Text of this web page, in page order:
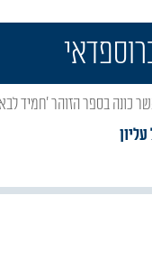
כונה בספר הזוהר 'חמיד